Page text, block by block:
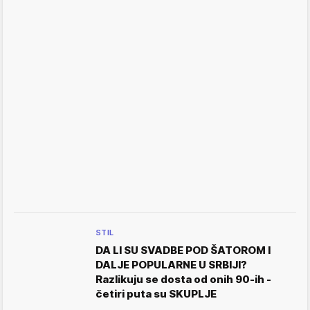
STIL
DA LI SU SVADBE POD ŠATOROM I
DALJE POPULARNE U SRBIJI?
Razlikuju se dosta od onih 90-ih -
četiri puta su SKUPLJE